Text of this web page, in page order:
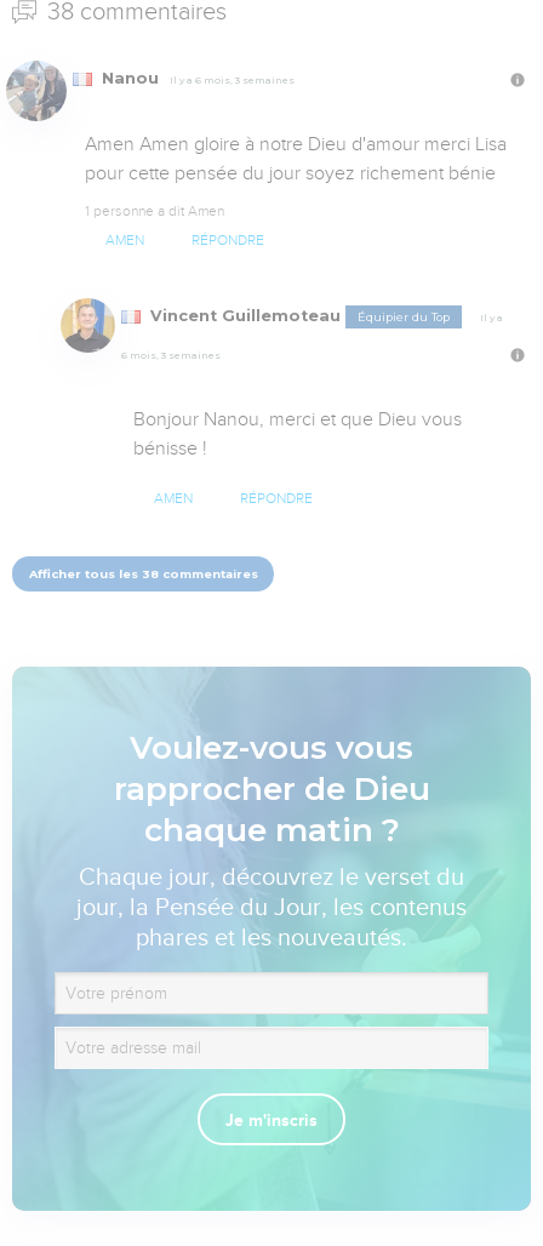
38 commentaires
Nanou Il y a 6 mois, 3 semaines
Amen Amen gloire à notre Dieu d'amour merci Lisa
pour cette pensée du jour soyez richement bénie
1 personne a dit Amen
AMEN RÉPONDRE
Vincent Guillemoteau Équipier du Top Il y a
6 mois, 3 semaines
Bonjour Nanou, merci et que Dieu vous
bénisse !
AMEN RÉPONDRE
Afficher tous les 38 commentaires
Voulez-vous vous
rapprocher de Dieu
chaque matin ?
Chaque jour, découvrez le verset du
jour, la Pensée du Jour, les contenus
phares et les nouveautés.
Je m'inscris